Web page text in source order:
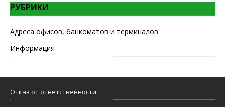
РУБРИКИ
Адреса офисов, банкоматов и терминалов
Информация
Отказ от ответственности